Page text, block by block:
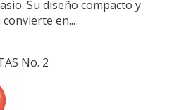
Su diseño compacto y
en...
No. 2